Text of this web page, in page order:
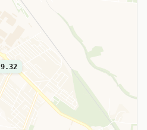
9.32